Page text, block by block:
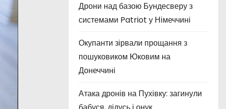
Дрони над базою Бундесверу з
системами Patriot у Німеччині
Окупанти зірвали прощання з
пошуковиком Юковим на
Донеччині
Атака дронів на Пухівку: загинули